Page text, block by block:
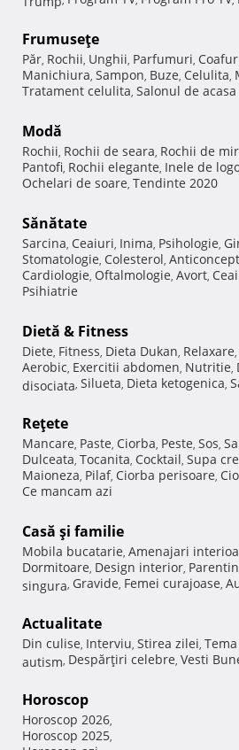
Frumuseţe
Păr, Rochii, Unghii, Parfumuri,
Manichiura, Sampon, Buze, Celulita,
Tratament celulita, Salonul de acasa
Modă
Rochii, Rochii de seara, Rochii de
Pantofi, Rochii elegante, Inele de
Ochelari de soare, Tendinte 2020
Sănătate
Sarcina, Ceaiuri, Inima, Psihologie,
Stomatologie, Colesterol,
Cardiologie, Oftalmologie, Avort,
Psihiatrie
Dietă & Fitness
Diete, Fitness, Dieta Dukan, Relaxare,
Aerobic, Exercitii abdomen, Nutritie,
disociata, Silueta, Dieta ketogenica,
Reţete
Mancare, Paste, Ciorba, Peste, Sos,
Dulceata, Tocanita, Cocktail, Supa
Maioneza, Pilaf, Ciorba perisoare,
Ce mancam azi
Casă şi familie
Mobila bucatarie, Amenajari
Dormitoare, Design interior,
singura, Gravide, Femei curajoase,
Actualitate
Din culise, Interviu, Stirea zilei,
autism, Despărţiri celebre, Vesti
Horoscop
Horoscop 2026,
Horoscop 2025,